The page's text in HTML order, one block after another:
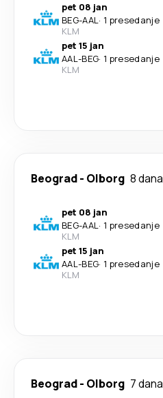
pet 08 jan
BEG-AAL· 1 presedanje
KLM
pet 15 jan
AAL-BEG· 1 presedanje
KLM
Beograd- Olborg 8 dana
pet 08 jan
BEG-AAL· 1 presedanje
KLM
pet 15 jan
AAL-BEG· 1 presedanje
KLM
Beograd- Olborg 7 dana